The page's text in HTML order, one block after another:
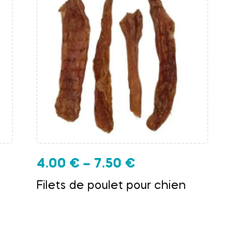
4.00 € – 7.50 €
Filets de poulet pour chien